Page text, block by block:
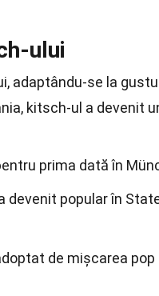
ului
adaptându-se la
kitsch-ul a devenit
prima dată în
devenit popular în
de mișcarea